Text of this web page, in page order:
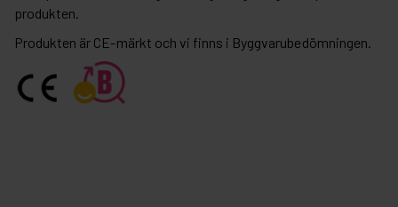
produkten.
Produkten är CE-märkt och vi finns i Byggvarubedömningen.